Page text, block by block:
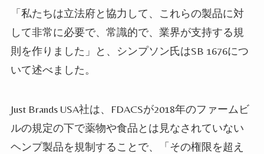
「私たちは立法府と協力して、これらの製品に対
して非常に必要で、常識的で、業界が支持する規
則を作りました」と、シンプソン氏はSB 1676につ
いて述べました。
Just Brands USA社は、 FDACSが2018年のファームビ
ルの規定の下で薬物や食品とは見なされていない
ヘンプ製品を規制することで、「その権限を超え